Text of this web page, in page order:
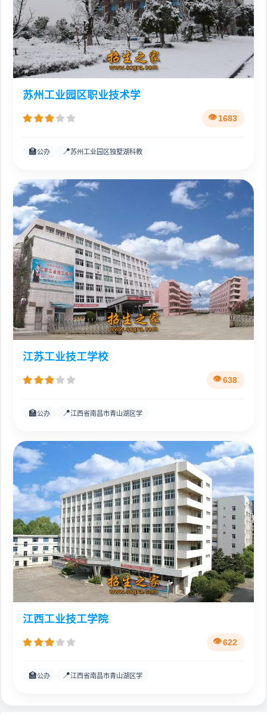
苏州工业园区职业技术学
1683
🏫公办 📍苏州工业园区独墅湖科教
江苏工业技工学校
638
🏫公办 📍江西省南昌市青山湖区学
江西工业技工学院
622
🏫公办 📍江西省南昌市青山湖区学